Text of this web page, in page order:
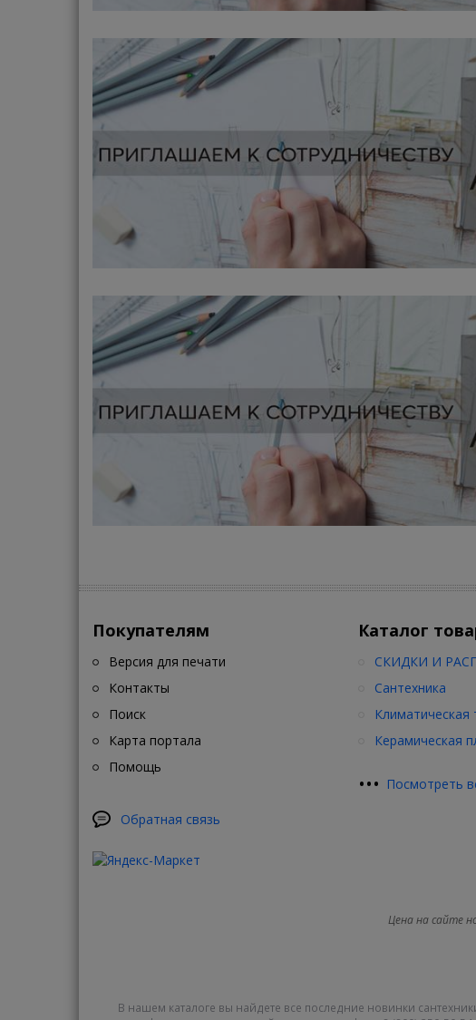
Покупателям
Версия для печати
Контакты
Поиск
Карта портала
Помощь
Обратная связь
Каталог
СКИДКИ И
Сантехника
Климатическая
Керамическая
••• Посмотреть
Цена на сайте
В нашем каталоге вы найдете все последние новинки